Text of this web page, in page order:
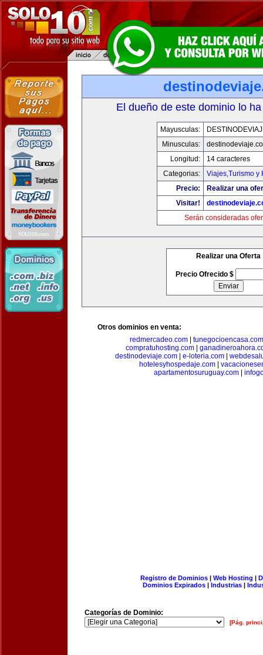
El dueño de este dominio lo
Mayusculas:
Minusculas:
Longitud:
14 caracteres
Categorias:
Viajes,Turismo y
Precio:
Realizar una
Visitar!
Serán consideradas
Realizar una Oferta
Precio Ofrecido $
Otros dominios en venta:
redmercadeo.com| tunegocioencasa.com
compratuhosting.com|
destinodeviaje.com
e-loteria.com
hotelesyhospedaje.com
apartamentosuruguay.com|
Registro de Dominios| Web Hosting |
Dominios Expirados | Industrias |
Categorías de Dominio:
[Pág.